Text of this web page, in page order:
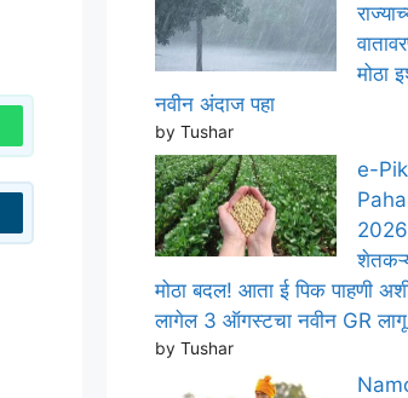
मोठा
नवीन अंदाज पहा
by Tushar
e-Pik
मोठा बदल! आता ई पिक पाहणी
लागेल 3 ऑगस्टचा नवीन GR लागू
by Tushar